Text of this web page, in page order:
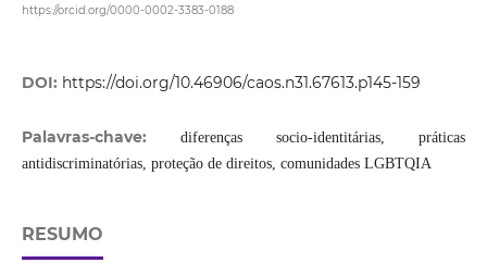
https://orcid.org/0000-0002-3383-0188
DOI: https://doi.org/10.46906/caos.n31.67613.p145-159
Palavras-chave: diferenças socio-identitárias, práticas
antidiscriminatórias, proteção de direitos, comunidades LGBTQIA
RESUMO